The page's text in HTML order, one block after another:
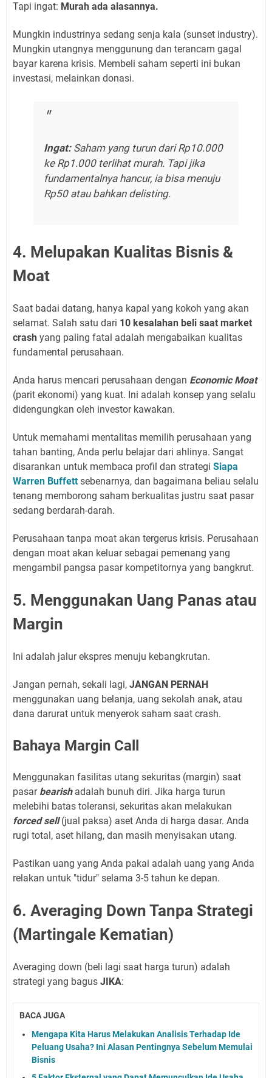
Tapi ingat: Murah ada alasannya.
Mungkin industrinya sedang senja kala (sunset industry).
Mungkin utangnya menggunung dan terancam gagal
bayar karena krisis. Membeli saham seperti ini bukan
investasi, melainkan donasi.
Ingat:Saham yang turun dari Rp10.000
ke Rp1.000 terlihat murah. Tapi jika
fundamentalnya hancur, ia bisa menuju
Rp50 atau bahkan delisting.
4. Melupakan Kualitas Bisnis &
Moat
Saat badai datang, hanya kapal yang kokoh yang akan
selamat. Salah satu dari 10 kesalahan beli saat market
crash yang paling fatal adalah mengabaikan kualitas
fundamental perusahaan.
Anda harus mencari perusahaan dengan Economic Moat
(parit ekonomi) yang kuat. Ini adalah konsep yang selalu
didengungkan oleh investor kawakan.
Untuk memahami mentalitas memilih perusahaan yang
tahan banting, Anda perlu belajar dari ahlinya. Sangat
disarankan untuk membaca profil dan strategi Siapa
Warren Buffett sebenarnya, dan bagaimana beliau selalu
tenang memborong saham berkualitas justru saat pasar
sedang berdarah-darah.
Perusahaan tanpa moat akan tergerus krisis. Perusahaan
dengan moat akan keluar sebagai pemenang yang
mengambil pangsa pasar kompetitornya yang bangkrut.
5. Menggunakan Uang Panas atau
Margin
Ini adalah jalur ekspres menuju kebangkrutan.
Jangan pernah, sekali lagi, JANGAN PERNAH
menggunakan uang belanja, uang sekolah anak, atau
dana darurat untuk menyerok saham saat crash.
Bahaya Margin Call
Menggunakan fasilitas utang sekuritas (margin) saat
pasar bearishadalah bunuh diri. Jika harga turun
melebihi batas toleransi, sekuritas akan melakukan
forced sell(jual paksa) aset Anda di harga dasar. Anda
rugi total, aset hilang, dan masih menyisakan utang.
Pastikan uang yang Anda pakai adalah uang yang Anda
relakan untuk "tidur" selama 3-5 tahun ke depan.
6. Averaging Down Tanpa Strategi
(Martingale Kematian)
Averaging down (beli lagi saat harga turun) adalah
strategi yang bagus JIKA:
BACA JUGA
Mengapa Kita Harus Melakukan Analisis Terhadap Ide
Peluang Usaha? Ini Alasan Pentingnya Sebelum Memulai
Bisnis